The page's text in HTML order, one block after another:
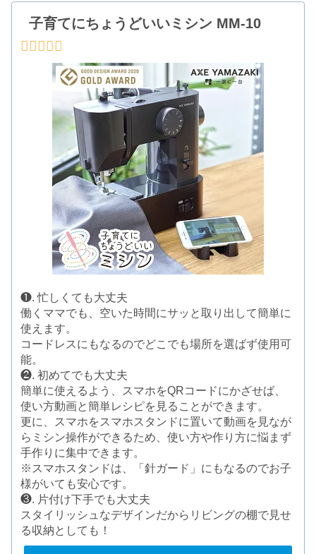
子育てにちょうどいいミシン MM-10
❶. 忙しくても大丈夫
働くママでも、空いた時間にサッと取り出して簡単に
使えます。
コードレスにもなるのでどこでも場所を選ばず使用可
能。
❷. 初めてでも大丈夫
簡単に使えるよう、スマホをQRコードにかざせば、
使い方動画と簡単レシピを見ることができます。
更に、スマホをスマホスタンドに置いて動画を見なが
らミシン操作ができるため、使い方や作り方に悩まず
手作りに集中できます。
※スマホスタンドは、「針ガード」にもなるのでお子
様がいても安心です。
❸. 片付け下手でも大丈夫
スタイリッシュなデザインだからリビングの棚で見せ
る収納としても！